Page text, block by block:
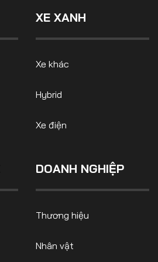
EU đang ở "vị thế tốt hơn" so
với Mỹ trong cuộc chiến
XE XANH
Xe khác
Hybrid
Xe điện
DOANH NGHIỆP
Thương hiệu
Nhân vật